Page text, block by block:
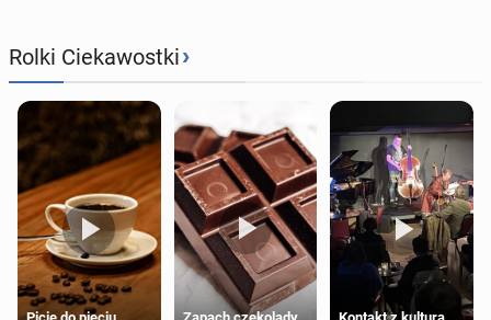
Rolki Ciekawostki›